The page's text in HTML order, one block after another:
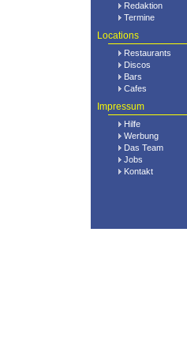
Redaktion
Termine
Locations
Restaurants
Discos
Bars
Cafes
Impressum
Hilfe
Werbung
Das Team
Jobs
Kontakt